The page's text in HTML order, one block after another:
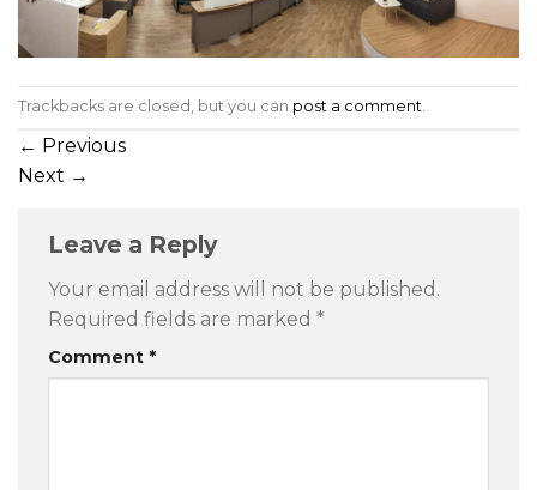
Trackbacks are closed, but you can post a comment.
← Previous
Next →
Leave a Reply
Your email address will not be published.
Required fields are marked *
Comment *